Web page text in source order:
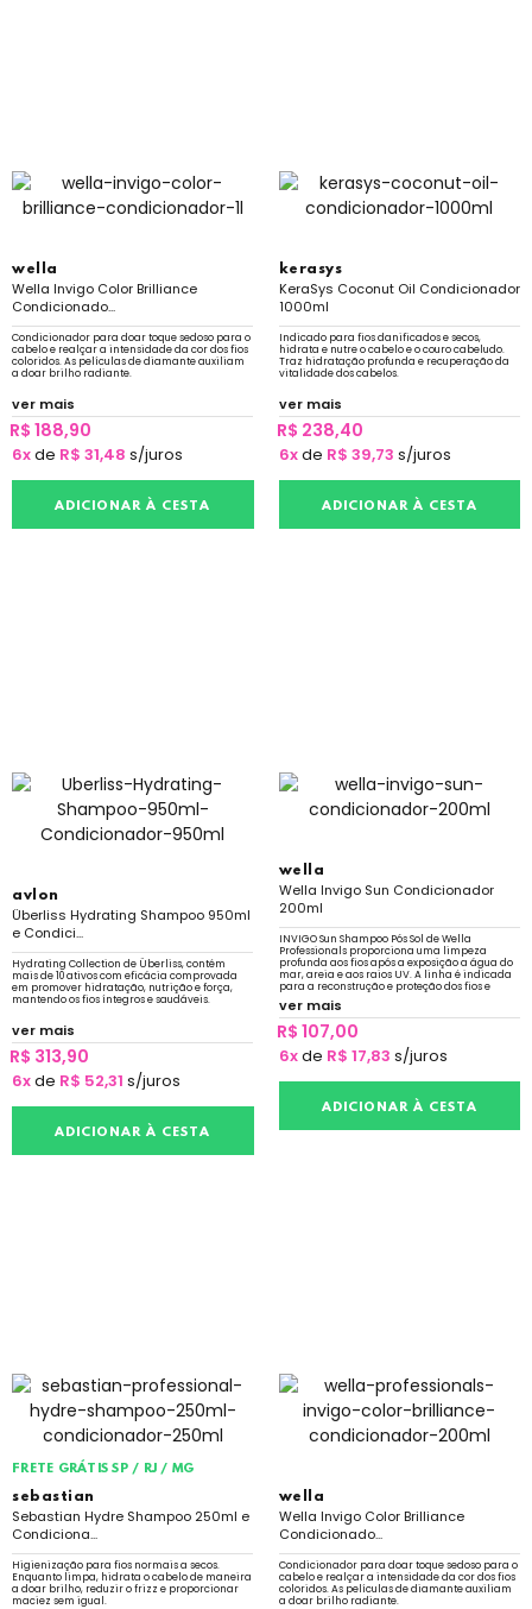
wella
Wella Invigo Color Brilliance
Condicionado...
Condicionador para doar toque sedoso para o
cabelo e realçar a intensidade da cor dos fios
coloridos. As películas de diamante auxiliam
a doar brilho radiante.
ver mais
R$ 188,90
6xde R$ 31,48 s/juros
ADICIONAR À CESTA
kerasys
KeraSys Coconut Oil Condicionador
1000ml
Indicado para fios danificados e secos,
hidrata e nutre o cabelo e o couro cabeludo.
Traz hidratação profunda e recuperação da
vitalidade dos cabelos.
ver mais
R$ 238,40
6xde R$ 39,73 s/juros
ADICIONAR À CESTA
avlon
Überliss Hydrating Shampoo 950ml
e Condici...
Hydrating Collection de Überliss, contém
mais de 10 ativos com eficácia comprovada
em promover hidratação, nutrição e força,
mantendo os fios íntegros e saudáveis.
ver mais
R$ 313,90
6xde R$ 52,31 s/juros
ADICIONAR À CESTA
wella
Wella Invigo Sun Condicionador
200ml
INVIGO Sun Shampoo Pós Sol de Wella
Professionals proporciona uma limpeza
profunda aos fios após a exposição a água do
mar, areia e aos raios UV. A linha é indicada
para a reconstrução e proteção dos fios e
garante a proteção da cor.
ver mais
R$ 107,00
6xde R$ 17,83 s/juros
ADICIONAR À CESTA
FRETE GRÁTIS SP / RJ / MG
sebastian
Sebastian Hydre Shampoo 250ml e
Condiciona...
Higienização para fios normais a secos.
Enquanto limpa, hidrata o cabelo de maneira
a doar brilho, reduzir o frizz e proporcionar
maciez sem igual.
wella
Wella Invigo Color Brilliance
Condicionado...
Condicionador para doar toque sedoso para o
cabelo e realçar a intensidade da cor dos fios
coloridos. As películas de diamante auxiliam
a doar brilho radiante.